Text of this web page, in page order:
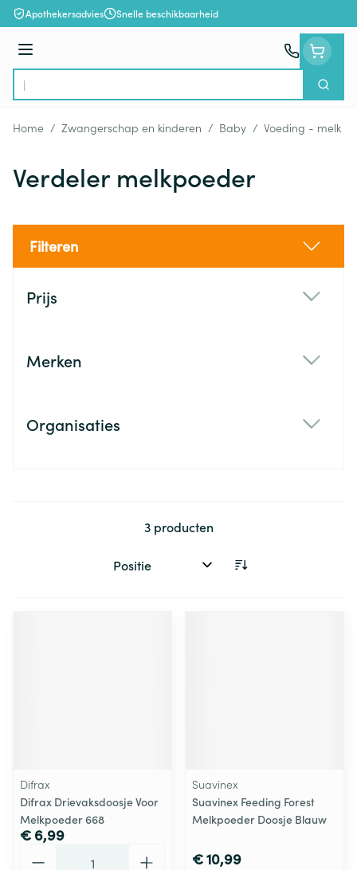
Ga naar de inhoud
Apothekersadvies Snelle beschikbaarheid
Menu
Product, merk, categorie...
Zoek
Home / Zwangerschap en kinderen / Baby / Voeding - melk
Verdeler melkpoeder
Filteren
Prijs
Merken
Organisaties
3producten
Sorteer op:
Difrax
Difrax Drievaksdoosje Voor
Melkpoeder 668
€ 6,99
Suavinex
Suavinex Feeding Forest
Melkpoeder Doosje Blauw
€ 10,99